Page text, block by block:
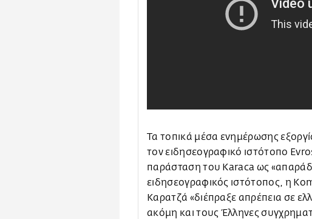
Τα τοπικά μέσα ενημέρωσης
τον ειδησεογραφικό ιστότοπο
παράσταση του Karaca ως
ειδησεογραφικός ιστότοπος, η
Καρατζά «διέπραξε απρέπεια σε
ακόμη και τους Έλληνες